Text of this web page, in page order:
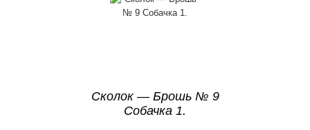
Сколок — Брошь № 9
Собачка 1.